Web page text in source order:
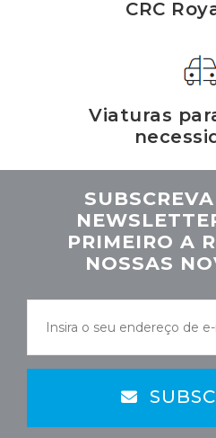
CRC
Viaturas
PRIMEIRO A
NOSSAS